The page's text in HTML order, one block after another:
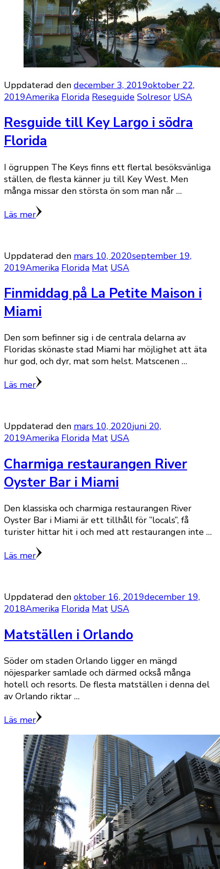
Uppdaterad den december 3, 2019oktober 22,
2019Amerika Florida Reseguide Solresor USA
Resguide till Key Largo i södra
Florida
I ögruppen The Keys finns ett flertal besöksvänliga
ställen, de flesta känner ju till Key West. Men
många missar den största ön som man når …
Läs mer
Uppdaterad den mars 10, 2020september 19,
2019Amerika Florida Mat USA
Finmiddag på La Petite Maison i
Miami
Den som befinner sig i de centrala delarna av
Floridas skönaste stad Miami har möjlighet att äta
hur god, och dyr, mat som helst. Matscenen …
Läs mer
Uppdaterad den mars 10, 2020juni 20,
2019Amerika Florida Mat USA
Charmiga restaurangen River
Oyster Bar i Miami
Den klassiska och charmiga restaurangen River
Oyster Bar i Miami är ett tillhåll för ”locals”, få
turister hittar hit i och med att restaurangen inte …
Läs mer
Uppdaterad den oktober 16, 2019december 19,
2018Amerika Florida Mat USA
Matställen i Orlando
Söder om staden Orlando ligger en mängd
nöjesparker samlade och därmed också många
hotell och resorts. De flesta matställen i denna del
av Orlando riktar …
Läs mer